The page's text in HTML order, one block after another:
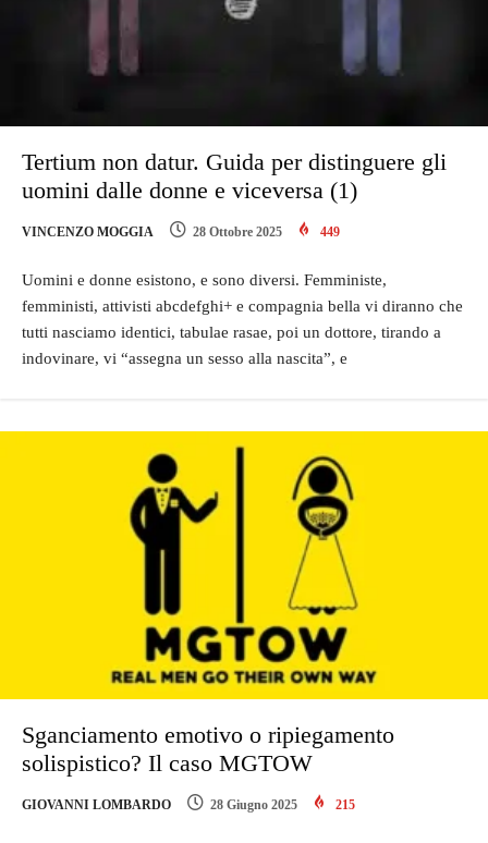
Tertium non datur. Guida per distinguere gli
uomini dalle donne e viceversa (1)
VINCENZO MOGGIA 28 Ottobre 2025 449
Uomini e donne esistono, e sono diversi. Femministe,
femministi, attivisti abcdefghi+ e compagnia bella vi diranno che
tutti nasciamo identici, tabulae rasae, poi un dottore, tirando a
indovinare, vi “assegna un sesso alla nascita”, e
Sganciamento emotivo o ripiegamento
solispistico? Il caso MGTOW
GIOVANNI LOMBARDO 28 Giugno 2025 215